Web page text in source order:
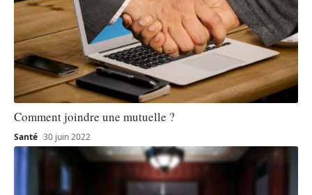
Comment joindre une mutuelle ?
Santé 30 juin 2022